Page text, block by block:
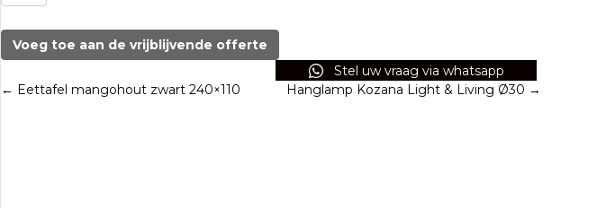
Light
&
Ø50
Voeg toe aan de vrijblijvende offerte
Stel uw vraag via whatsapp
Posts
← Eettafel mangohout zwart 240×110 Hanglamp Kozana Light & Living Ø30 →